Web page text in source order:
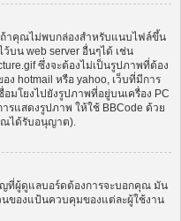
าคุณไม่พบกล่องสำหรับแนบไฟล์ขึ้น
บน web server อื่นๆได้ เช่น
ซึ่งจะต้องไม่เป็นรูปภาพที่ต้อง
hotmail หรือ yahoo, เว็บที่มีการ
มโยงไปยังรูปภาพที่อยู่บนเครื่อง PC
รแสดงรูปภาพ ให้ใช้ BBCode ด้วย
ณได้รับอนุญาต).
ที่ผู้ดูแลบอร์ดต้องการจะบอกคุณ มัน
ของแป้นควบคุมของแต่ละผู้ใช้งาน